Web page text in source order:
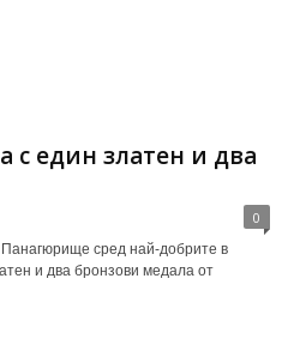
с един златен и два
0
сред най-добрите в
и два бронзови медала от